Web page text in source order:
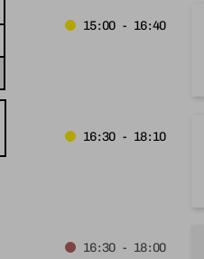
15:00 - 16:40
16:30 - 18:10
16:30 - 18:00